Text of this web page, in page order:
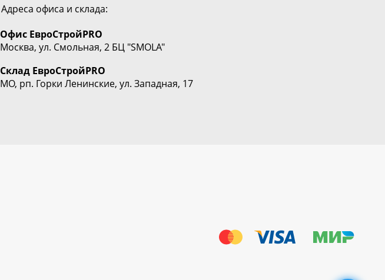
Адреса офиса и склада:
Офис ЕвроСтройPRO
Москва, ул. Смольная, 2 БЦ "SMOLA"
Склад ЕвроСтройPRO
МО, рп. Горки Ленинские, ул. Западная, 17